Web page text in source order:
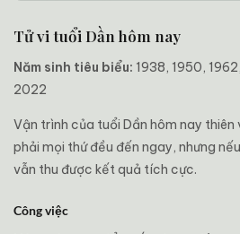
Tử vi tuổi Dần hôm nay
Năm sinh tiêu biểu: 1938, 1950,
2022
Vận trình của tuổi Dần hôm nay thiên
phải mọi thứ đều đến ngay, nhưng
vẫn thu được kết quả tích cực.
Công việc